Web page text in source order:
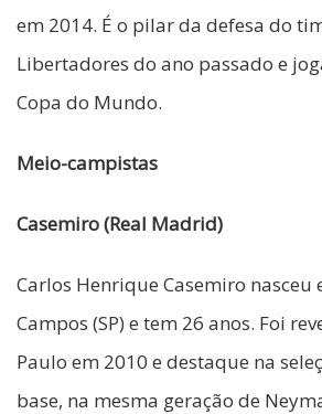
em 2014. É o pilar da defesa do
Libertadores do ano passado e
Copa do Mundo.
Meio-campistas
Casemiro (Real Madrid)
Carlos Henrique Casemiro nasceu
Campos (SP) e tem 26 anos. Foi
Paulo em 2010 e destaque na
base, na mesma geração de